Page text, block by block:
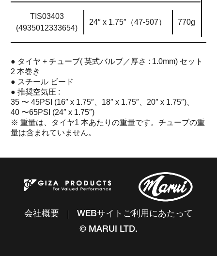
TIS03403
(4935012333654)
24″ x 1.75″（47-507） 770g
● タイヤ + チューブ( 英式バルブ／厚さ : 1.0mm) セット
2 本巻き
● スチール ビード
● 推奨空気圧 :
35 〜 45PSI (16″ x 1.75″、18″ x 1.75″、20″ x 1.75″)、
40 〜65PSI (24″ x 1.75″)
※ 重量は、タイヤ1 本あたりの重量です。チューブの重
量は含まれていません。
会社概要
WEBサイトご利用にあたって
© MARUI LTD.